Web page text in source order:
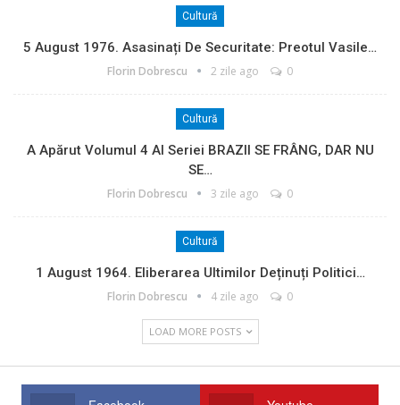
Cultură
5 August 1976. Asasinați De Securitate: Preotul Vasile…
Florin Dobrescu 2 zile ago 0
Cultură
A Apărut Volumul 4 Al Seriei BRAZII SE FRÂNG, DAR NU
SE…
Florin Dobrescu 3 zile ago 0
Cultură
1 August 1964. Eliberarea Ultimilor Deținuți Politici…
Florin Dobrescu 4 zile ago 0
LOAD MORE POSTS